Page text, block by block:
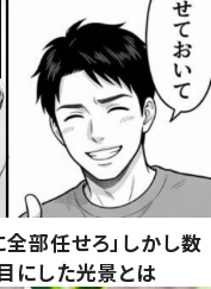
部任せろ」しかし数
にした光景とは